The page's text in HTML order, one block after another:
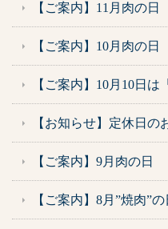
【ご案内】11月肉の日
【ご案内】10月肉の日
【ご案内】10月10日は
【お知らせ】定休日の
【ご案内】9月肉の日
【ご案内】8月”焼肉”の